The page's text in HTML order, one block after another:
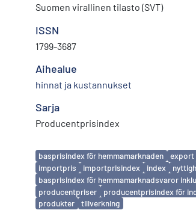
Suomen virallinen tilasto (SVT)
ISSN
1799-3687
Aihealue
hinnat ja kustannukset
Sarja
Producentprisindex
Avainsanat
basprisindex för hemmamarknaden export
importpris
importprisindex index
basprisindex för hemmamarknadsvaror
producentpriser
producentprisindex för
produkter
tillverkning